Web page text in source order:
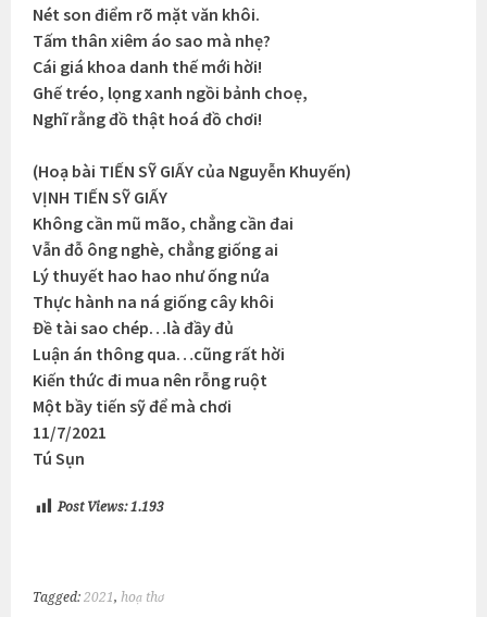
Nét son điểm rõ mặt văn khôi.
Tấm thân xiêm áo sao mà nhẹ?
Cái giá khoa danh thế mới hời!
Ghế tréo, lọng xanh ngồi bảnh choẹ,
Nghĩ rằng đồ thật hoá đồ chơi!
(Hoạ bài TIẾN SỸ GIẤY của Nguyễn Khuyến)
VỊNH TIẾN SỸ GIẤY
Không cần mũ mão, chẳng cần đai
Vẫn đỗ ông nghè, chẳng giống ai
Lý thuyết hao hao như ống nứa
Thực hành na ná giống cây khôi
Đề tài sao chép…là đầy đủ
Luận án thông qua…cũng rất hời
Kiến thức đi mua nên rỗng ruột
Một bầy tiến sỹ để mà chơi
11/7/2021
Tú Sụn
Post Views: 1.193
Tagged:2021, hoạ thơ